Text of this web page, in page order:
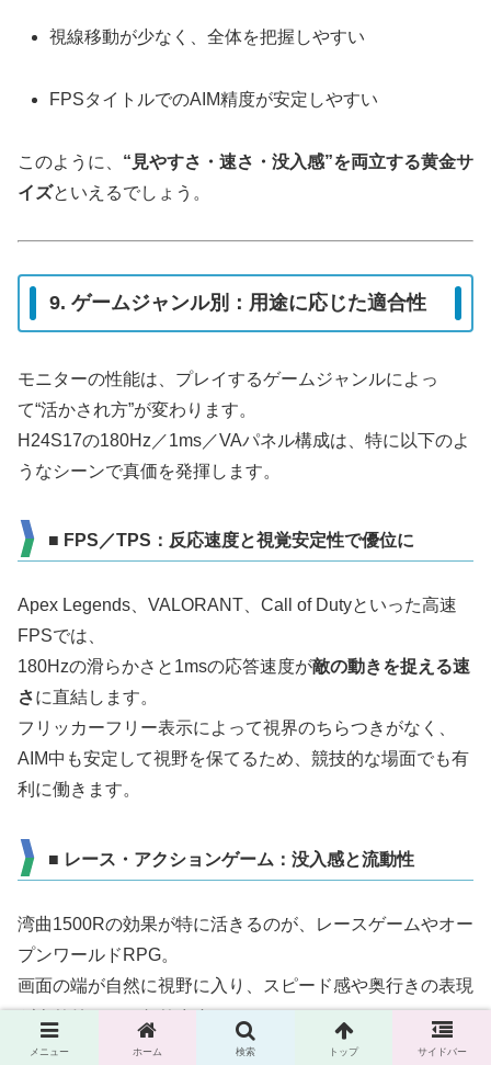
視線移動が少なく、全体を把握しやすい
FPSタイトルでのAIM精度が安定しやすい
このように、 “見やすさ・速さ・没入感”を両立する黄金サ
イズといえるでしょう。
9. ゲームジャンル別：用途に応じた適合性
モニターの性能は、プレイするゲームジャンルによっ
て“活かされ方”が変わります。
H24S17の180Hz／1ms／VAパネル構成は、特に以下のよ
うなシーンで真価を発揮します。
■ FPS／TPS：反応速度と視覚安定性で優位に
Apex Legends、VALORANT、Call of Dutyといった高速
FPSでは、
180Hzの滑らかさと1msの応答速度が敵の動きを捉える速
さに直結します。
フリッカーフリー表示によって視界のちらつきがなく、
AIM中も安定して視野を保てるため、競技的な場面でも有
利に働きます。
■ レース・アクションゲーム：没入感と流動性
湾曲1500Rの効果が特に活きるのが、レースゲームやオー
プンワールドRPG。
画面の端が自然に視野に入り、スピード感や奥行きの表現
がよりリアルになります。
HDR10のダイナミックレンジにより、ライティングの演
メニュー ホーム 検索 トップ サイドバー